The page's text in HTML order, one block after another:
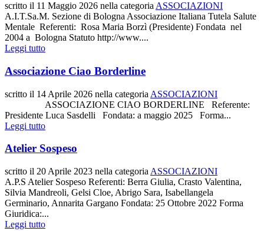
scritto il 11 Maggio 2026 nella categoria ASSOCIAZIONI
A.I.T.Sa.M. Sezione di Bologna Associazione Italiana Tutela Salute
Mentale Referenti: Rosa Maria Borzì (Presidente) Fondata nel
2004 a Bologna Statuto http://www....
Leggi tutto
Associazione Ciao Borderline
scritto il 14 Aprile 2026 nella categoria ASSOCIAZIONI
ASSOCIAZIONE CIAO BORDERLINE Referente:
Presidente Luca Sasdelli Fondata: a maggio 2025 Forma...
Leggi tutto
Atelier Sospeso
scritto il 20 Aprile 2023 nella categoria ASSOCIAZIONI
A.P.S Atelier Sospeso Referenti: Berra Giulia, Crasto Valentina,
Silvia Mandreoli, Gelsi Cloe, Abrigo Sara, Isabellangela
Germinario, Annarita Gargano Fondata: 25 Ottobre 2022 Forma
Giuridica:...
Leggi tutto